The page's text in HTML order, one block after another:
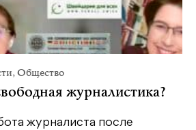
,Общество
журналистика?
журналиста после